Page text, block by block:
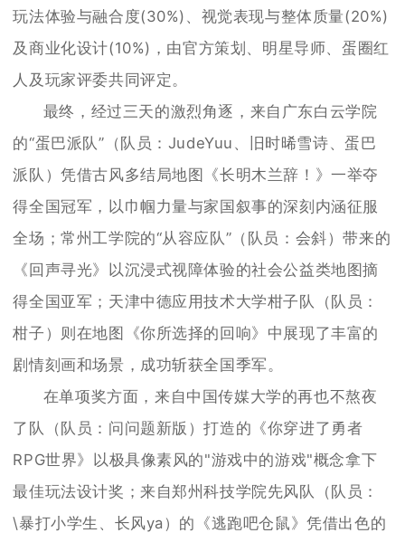
玩法体验与融合度(30%)、视觉表现与整体质量(20%)
及商业化设计(10%)，由官方策划、明星导师、蛋圈红
人及玩家评委共同评定。
最终，经过三天的激烈角逐，来自广东白云学院
的“蛋巴派队”（队员：JudeYuu、旧时晞雪诗、蛋巴
派队）凭借古风多结局地图《长明木兰辞！》一举夺
得全国冠军，以巾帼力量与家国叙事的深刻内涵征服
全场；常州工学院的“从容应队”（队员：会斜）带来的
《回声寻光》以沉浸式视障体验的社会公益类地图摘
得全国亚军；天津中德应用技术大学柑子队（队员：
柑子）则在地图《你所选择的回响》中展现了丰富的
剧情刻画和场景，成功斩获全国季军。
在单项奖方面，来自中国传媒大学的再也不熬夜
了队（队员：问问题新版）打造的《你穿进了勇者
RPG世界》以极具像素风的"游戏中的游戏"概念拿下
最佳玩法设计奖；来自郑州科技学院先风队（队员：
\暴打小学生、长风ya）的《逃跑吧仓鼠》凭借出色的